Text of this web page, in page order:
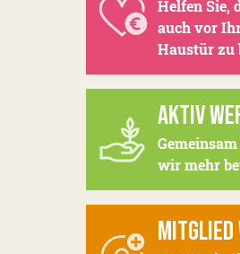
Helfen Sie,
auch vor
Haustür zu
AKTIV
wir mehr
MITGLIED